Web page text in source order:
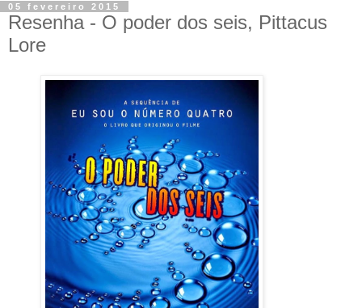
05 fevereiro 2015
Resenha - O poder dos seis, Pittacus
Lore